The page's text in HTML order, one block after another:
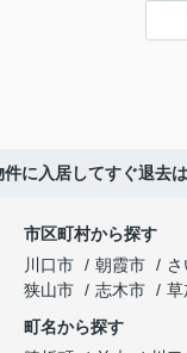
件に入居してすぐ退去
市区町村から探す
川口市
朝霞市
狭山市
志木市 草
町名から探す